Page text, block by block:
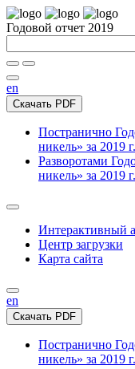
Годовой отчет 2019
en
Скачать PDF
Постранично
никель» за 2019 г.
Разворотами
никель» за 2019 г.
Интерактивный
Центр загрузки
Карта сайта
en
Скачать PDF
Постранично
никель» за 2019 г.